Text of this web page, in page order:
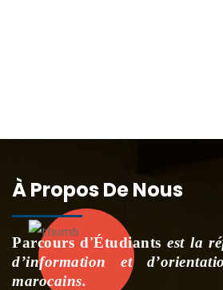
À Propos De Nous
Parcours d'Étudiants est la
d’information et
marocains.